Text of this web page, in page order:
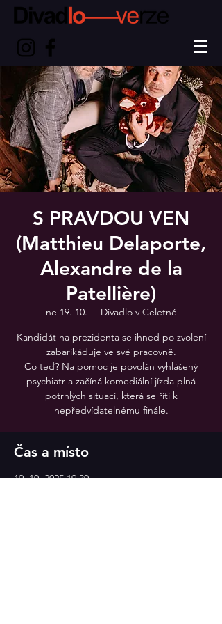
S PRAVDOU VEN
(Matthieu Delaporte,
Alexandre de la
Patellière)
ne 19. 10.
  |
Divadlo v Celetné
Kandidát na prezidenta se ihned po zvolení
zabarikáduje ve své pracovně.
Co teď? Na pomoc je povolán vyhlášený
psychiatr a začíná komediální jízda plná
potrhlých situací, která se řítí k
nepředvídatelnému finále.
Čas a místo
19. 10. 2025 19:30